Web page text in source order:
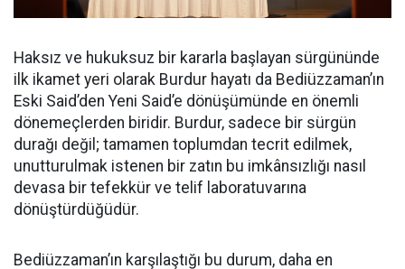
Haksız ve hukuksuz bir kararla başlayan sürgününde
ilk ikamet yeri olarak Burdur hayatı da Bediüzzaman’ın
Eski Said’den Yeni Said’e dönüşümünde en önemli
dönemeçlerden biridir. Burdur, sadece bir sürgün
durağı değil; tamamen toplumdan tecrit edilmek,
unutturulmak istenen bir zatın bu imkânsızlığı nasıl
devasa bir tefekkür ve telif laboratuvarına
dönüştürdüğüdür.
Bediüzzaman’ın karşılaştığı bu durum, daha en